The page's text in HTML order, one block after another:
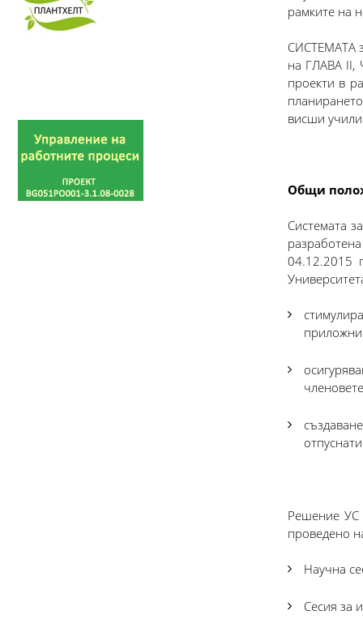
рамките на
СИСТЕМАТА
на ГЛАВА II,
проекти в
висши
Общи
Системата
04.12.2015
Решение УС
проведено
Научна
Сесия за